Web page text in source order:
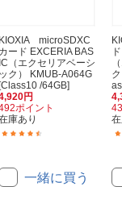
KIOXIA microSDXC
カード EXCERIA BAS
IC（エクセリアベーシ
ック） KMUB-A064G
/64GB]
円
ポイント
庫あり
一緒に買う